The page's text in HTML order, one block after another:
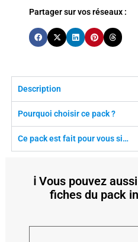
Partager sur vos réseaux :
Description
Pourquoi choisir ce pack ?
Ce pack est fait pour vous si…
ℹ️ Vous pouvez
fiches du pack